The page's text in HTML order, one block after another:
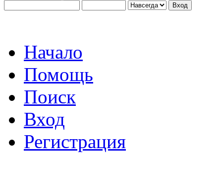
Начало
Помощь
Поиск
Вход
Регистрация